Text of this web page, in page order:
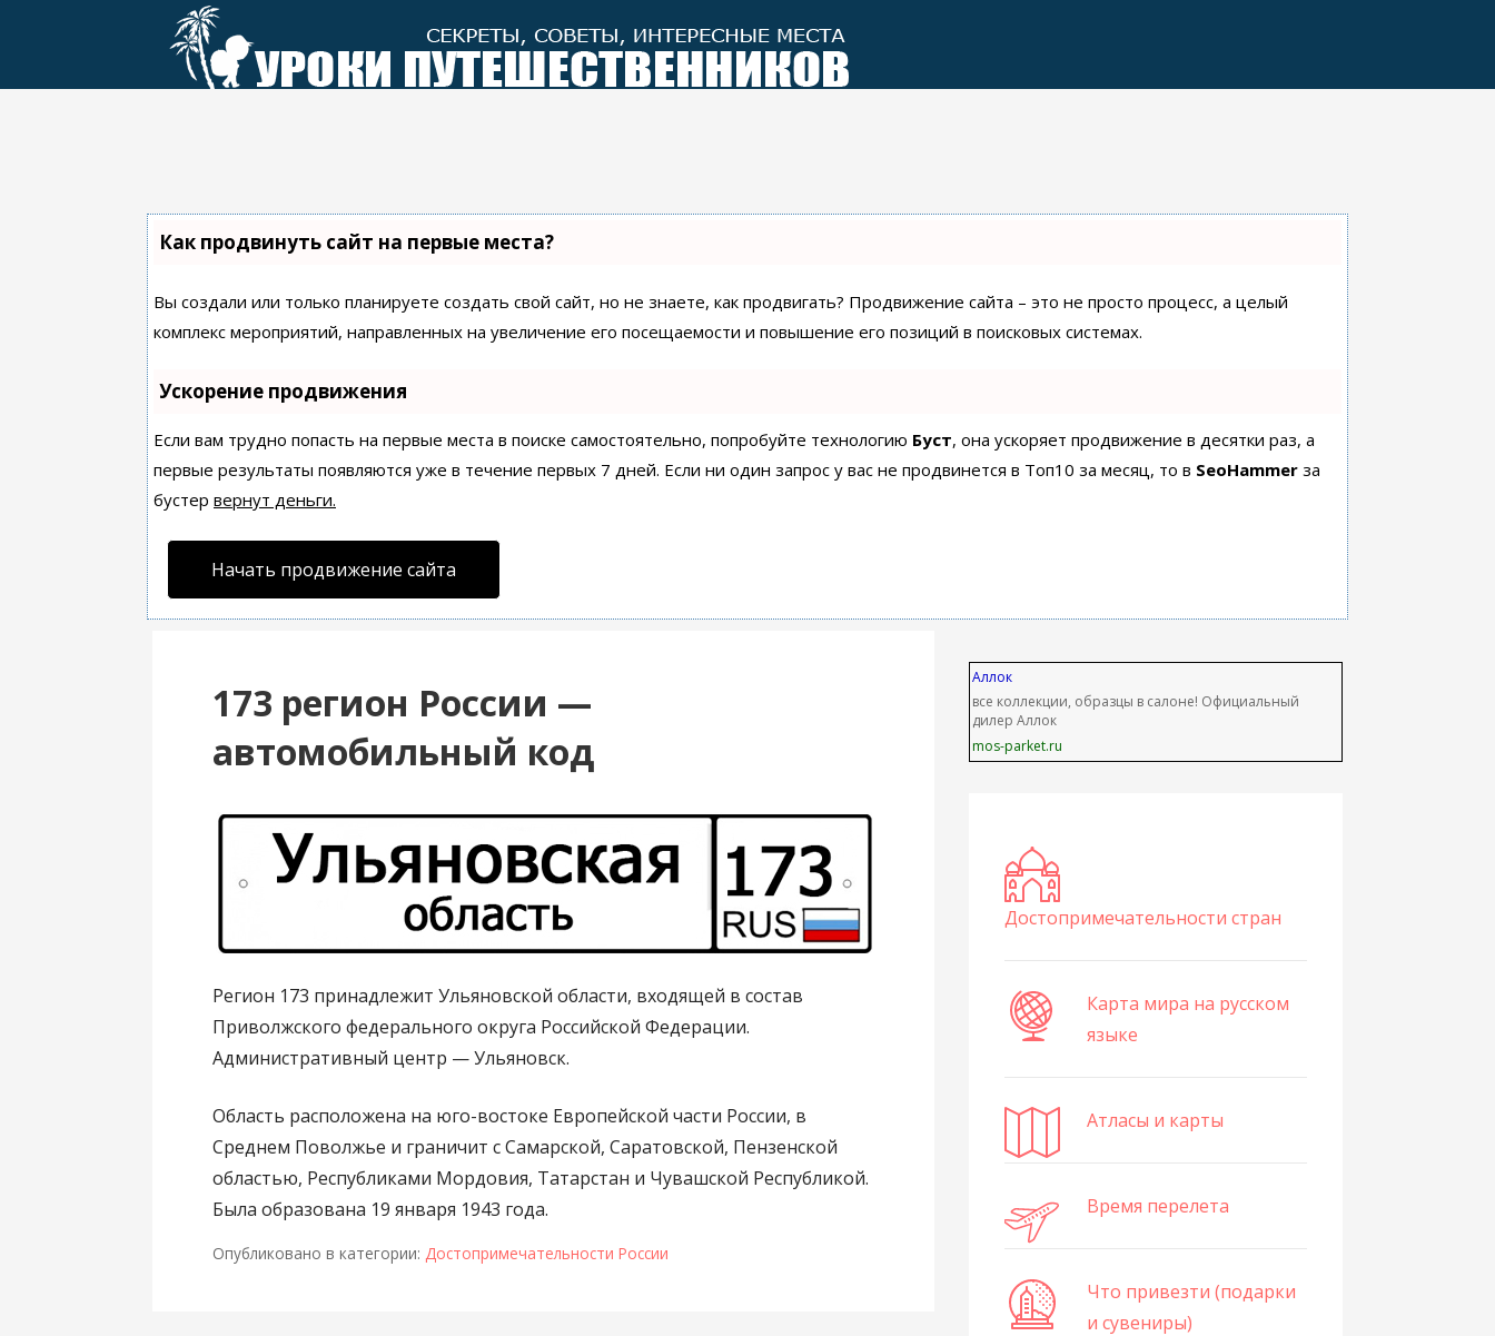
Как продвинуть сайт на первые места?
Вы создали или только планируете создать свой сайт, но не знаете, как продвигать? Продвижение сайта – это не просто процесс, а целый
комплекс мероприятий, направленных на увеличение его посещаемости и повышение его позиций в поисковых системах.
Ускорение продвижения
Если вам трудно попасть на первые места в поиске самостоятельно, попробуйте технологию Буст, она ускоряет продвижение в десятки раз, а
первые результаты появляются уже в течение первых 7 дней. Если ни один запрос у вас не продвинется в Топ10 за месяц, то в SeoHammer за
бустер вернут деньги.
Начать продвижение сайта
173 регион России —
автомобильный код
Регион 173 принадлежит Ульяновской области, входящей в состав
Приволжского федерального округа Российской Федерации.
Административный центр — Ульяновск.
Область расположена на юго-востоке Европейской части России, в
Среднем Поволжье и граничит с Самарской, Саратовской, Пензенской
областью, Республиками Мордовия, Татарстан и Чувашской Республикой.
Была образована 19 января 1943 года.
Опубликовано в категории: Достопримечательности России
Аллок
все коллекции, образцы в салоне! Официальный
дилер Аллок
mos-parket.ru
Достопримечательности стран
Карта мира на русском
языке
Атласы и карты
Время перелета
Что привезти (подарки
и сувениры)